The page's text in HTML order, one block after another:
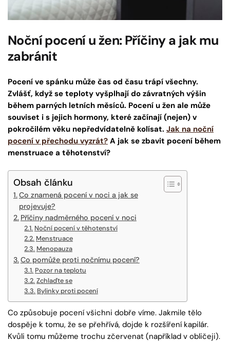
Noční pocení u žen: Příčiny a jak mu
zabránit
Pocení ve spánku může čas od času trápí všechny.
Zvlášť, když se teploty vyšplhají do závratných výšin
během parných letních měsíců. Pocení u žen ale může
souviset i s jejich hormony, které začínají (nejen) v
pokročilém věku nepředvídatelně kolísat. Jak na noční
pocení v přechodu vyzrát? A jak se zbavit pocení během
menstruace a těhotenství?
Obsah článku
Co znamená pocení v noci a jak se
projevuje?
Příčiny nadměrného pocení v noci
Noční pocení v těhotenství
Menstruace
Menopauza
Co pomůže proti nočnímu pocení?
Pozor na teplotu
Zchlaďte se
Bylinky proti pocení
Co způsobuje pocení všichni dobře víme. Jakmile tělo
dospěje k tomu, že se přehřívá, dojde k rozšíření kapilár.
Kvůli tomu můžeme trochu zčervenat (například v obličeji).